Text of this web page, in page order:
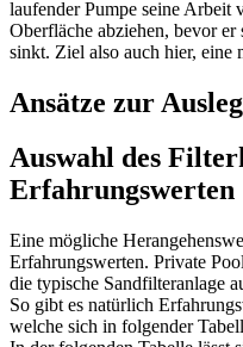
laufender Pumpe seine Arbeit
Oberfläche abziehen, bevor
sinkt. Ziel also auch hier, eine
Ansätze zur
Auswahl des
Erfahrungswerten
Eine mögliche
Erfahrungswerten. Private
die typische Sandfilteranlage
So gibt es natürlich
welche sich in folgender